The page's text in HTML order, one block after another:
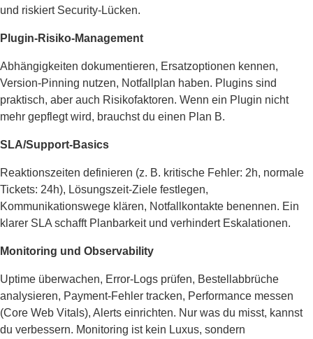
und riskiert Security-Lücken.
Plugin-Risiko-Management
Abhängigkeiten dokumentieren, Ersatzoptionen kennen,
Version-Pinning nutzen, Notfallplan haben. Plugins sind
praktisch, aber auch Risikofaktoren. Wenn ein Plugin nicht
mehr gepflegt wird, brauchst du einen Plan B.
SLA/Support-Basics
Reaktionszeiten definieren (z. B. kritische Fehler: 2h, normale
Tickets: 24h), Lösungszeit-Ziele festlegen,
Kommunikationswege klären, Notfallkontakte benennen. Ein
klarer SLA schafft Planbarkeit und verhindert Eskalationen.
Monitoring und Observability
Uptime überwachen, Error-Logs prüfen, Bestellabbrüche
analysieren, Payment-Fehler tracken, Performance messen
(Core Web Vitals), Alerts einrichten. Nur was du misst, kannst
du verbessern. Monitoring ist kein Luxus, sondern